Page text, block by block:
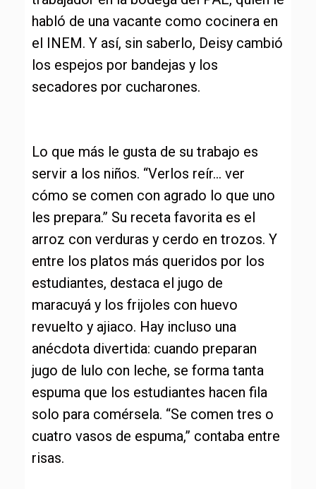
habló de una vacante como cocinera en
el INEM. Y así, sin saberlo, Deisy cambió
los espejos por bandejas y los
secadores por cucharones.
Lo que más le gusta de su trabajo es
servir a los niños. “Verlos reír… ver
cómo se comen con agrado lo que uno
les prepara.” Su receta favorita es el
arroz con verduras y cerdo en trozos. Y
entre los platos más queridos por los
estudiantes, destaca el jugo de
maracuyá y los frijoles con huevo
revuelto y ajiaco. Hay incluso una
anécdota divertida: cuando preparan
jugo de lulo con leche, se forma tanta
espuma que los estudiantes hacen fila
solo para comérsela. “Se comen tres o
cuatro vasos de espuma,” contaba entre
risas.